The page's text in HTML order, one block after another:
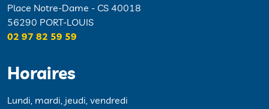
Place Notre-Dame - CS 40018
56290 PORT-LOUIS
02 97 82 59 59
Horaires
Lundi, mardi, jeudi, vendredi